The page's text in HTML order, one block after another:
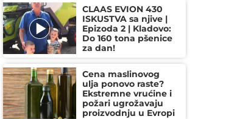
CLAAS EVION 430
ISKUSTVA sa njive |
Epizoda 2 | Kladovo:
Do 160 tona pšenice
za dan!
Cena maslinovog
ulja ponovo raste?
Ekstremne vrućine i
požari ugrožavaju
proizvodnju u Evropi